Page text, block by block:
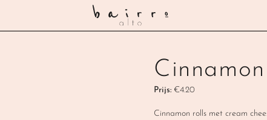
Prijs: €4.20
Cinnamon rolls met cream